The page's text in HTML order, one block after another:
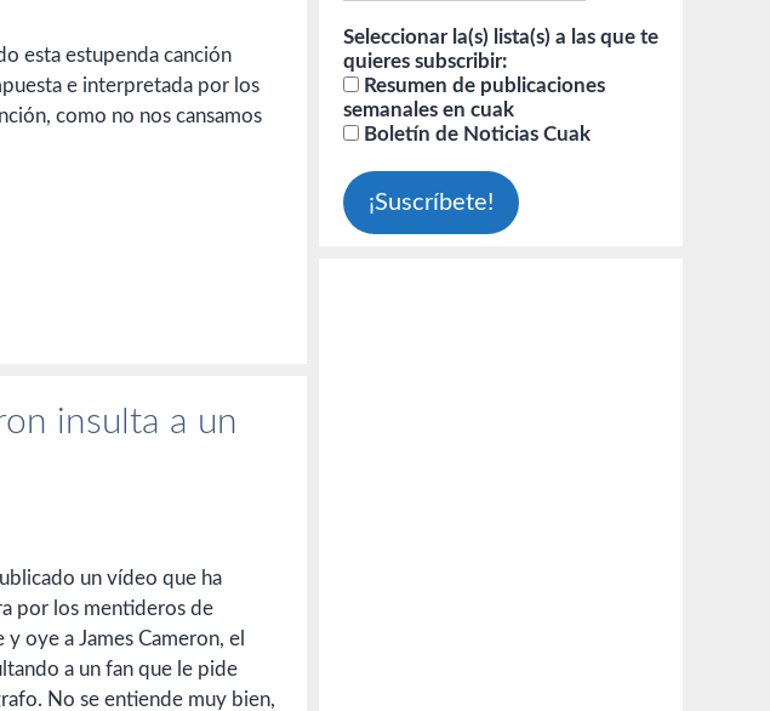
esta estupenda canción
e interpretada por los
como no nos cansamos
insulta a un
un vídeo que ha
por los mentideros de
oye a James Cameron, el
a un fan que le pide
No se entiende muy bien,
Seleccionar la(s) lista(s) a las que te
quieres subscribir:
Resumen de publicaciones
semanales en cuak
Boletín de Noticias Cuak